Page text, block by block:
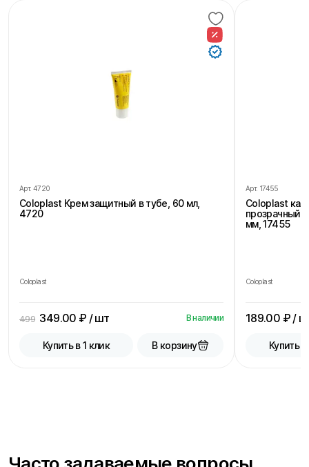
Арт. 4720
Coloplast Крем защитный в тубе, 60 мл,
4720
Coloplast
499 349.00 ₽ / шт В наличии
Купить в 1 клик В корзину
Арт. 17455
Coloplast
прозрачный,
мм, 17455
Coloplast
189.00 ₽ /
Купить в